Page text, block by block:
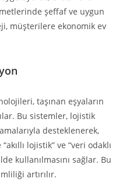
şeffaf ve uygun
müşterilere ekonomik ev
taşınan eşyaların
Bu sistemler, lojistik
desteklenerek,
lojistik” ve “veri odaklı
kullanılmasını sağlar. Bu
artırılır.